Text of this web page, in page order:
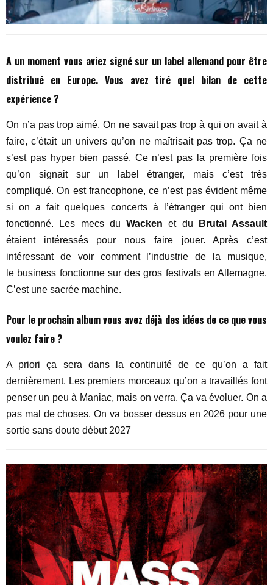
A un moment vous aviez signé sur un label allemand pour être
distribué en Europe. Vous avez tiré quel bilan de cette
expérience ?
On n’a pas trop aimé. On ne savait pas trop à qui on avait à
faire, c’était un univers qu’on ne maîtrisait pas trop. Ça ne
s’est pas hyper bien passé. Ce n’est pas la première fois
qu’on signait sur un label étranger, mais c’est très
compliqué. On est francophone, ce n’est pas évident même
si on a fait quelques concerts à l’étranger qui ont bien
fonctionné. Les mecs du Wacken et du
Brutal Assault
étaient intéressés pour nous faire jouer. Après c’est
intéressant de voir comment l’industrie de la musique,
le business fonctionne sur des gros festivals en Allemagne.
C’est une sacrée machine.
Pour le prochain album vous avez déjà des idées de ce que vous
voulez faire ?
A priori ça sera dans la continuité de ce qu’on a fait
dernièrement. Les premiers morceaux qu’on a travaillés font
penser un peu à Maniac, mais on verra. Ça va évoluer. On a
pas mal de choses. On va bosser dessus en 2026 pour une
sortie sans doute début 2027